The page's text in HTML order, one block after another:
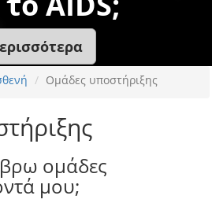
Ομάδες υποστήριξης
ομάδες
μου;